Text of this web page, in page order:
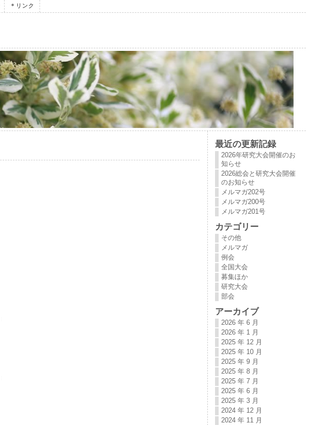
＊リンク
最近の更新記録
2026年研究大会開催のお
知らせ
2026総会と研究大会開催
のお知らせ
メルマガ202号
メルマガ200号
メルマガ201号
カテゴリー
その他
メルマガ
例会
全国大会
募集ほか
研究大会
部会
アーカイブ
2026 年 6 月
2026 年 1 月
2025 年 12 月
2025 年 10 月
2025 年 9 月
2025 年 8 月
2025 年 7 月
2025 年 6 月
2025 年 3 月
2024 年 12 月
2024 年 11 月